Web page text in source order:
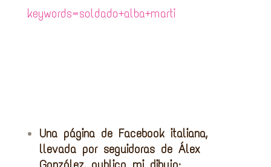
keywords=soldado+alba+marti
Una página de Facebook italiana,
llevada por seguidoras de Álex